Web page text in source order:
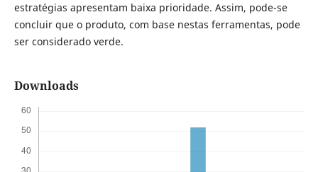
estratégias apresentam baixa prioridade. Assim, pode-se
concluir que o produto, com base nestas ferramentas, pode
ser considerado verde.
Downloads